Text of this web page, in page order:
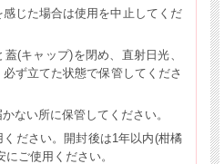
じた場合は使用を中止してくだ
(キャップ)を閉め、直射日光、
ず立てた状態で保管してくださ
ない所に保管してください。
ださい。開封後は1年以内(柑橘
ご使用ください。